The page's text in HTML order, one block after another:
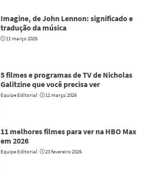
Imagine, de John Lennon: significado e
tradução da música
11 março 2026
5 filmes e programas de TV de Nicholas
Galitzine que você precisa ver
Equipe Editorial 11 março 2026
11 melhores filmes para ver na HBO Max
em 2026
Equipe Editorial 23 fevereiro 2026